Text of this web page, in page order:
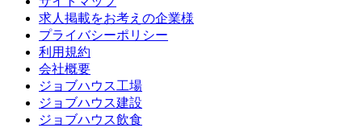
求人掲載をお考えの企業様
プライバシーポリシー
利用規約
会社概要
ジョブハウス工場
ジョブハウス建設
ジョブハウス飲食